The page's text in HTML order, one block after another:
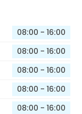
08:00 - 16:00
08:00 - 16:00
08:00 - 16:00
08:00 - 16:00
08:00 - 16:00